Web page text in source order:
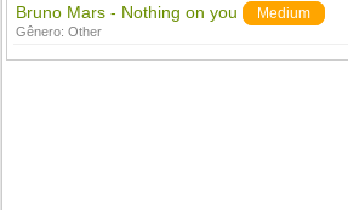
Bruno Mars - Nothing on you Medium
Gênero:Other